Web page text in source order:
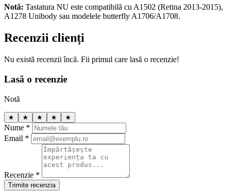
Notă: Tastatura NU este compatibilă cu A1502 (Retina 2013-2015),
A1278 Unibody sau modelele butterfly A1706/A1708.
Recenzii clienți
Nu există recenzii încă. Fii primul care lasă o recenzie!
Lasă o recenzie
Notă
★ ★ ★ ★ ★
Nume *
Email *
Recenzie *
Trimite recenzia